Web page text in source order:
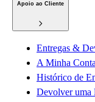
Apoio ao Cliente
Entregas &
A Minha
Histórico de
Devolver uma